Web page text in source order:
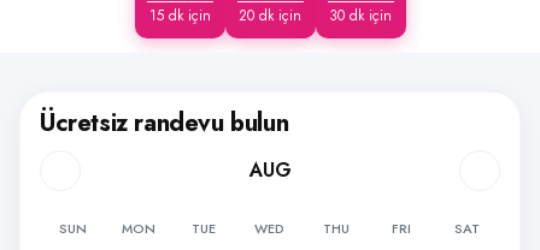
15 dk için 20 dk için 30 dk için
Ücretsiz randevu bulun
AUG
SUN MON TUE WED THU FRI SAT